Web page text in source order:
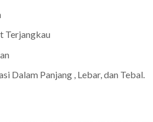
Terjangkau
Dalam Panjang , Lebar, dan Tebal.